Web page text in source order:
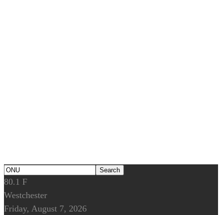
80.1 F
Westchester
Friday, August 7, 2026